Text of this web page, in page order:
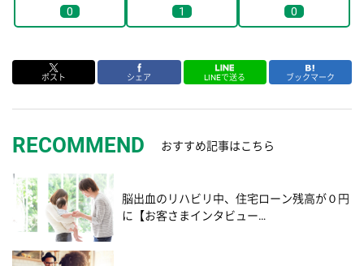
0 1 0
ポスト シェア LINEで送る ブックマーク
RECOMMEND おすすめ記事はこちら
脳出血のリハビリ中、住宅ローン残高が０円
に【お客さまインタビュー…